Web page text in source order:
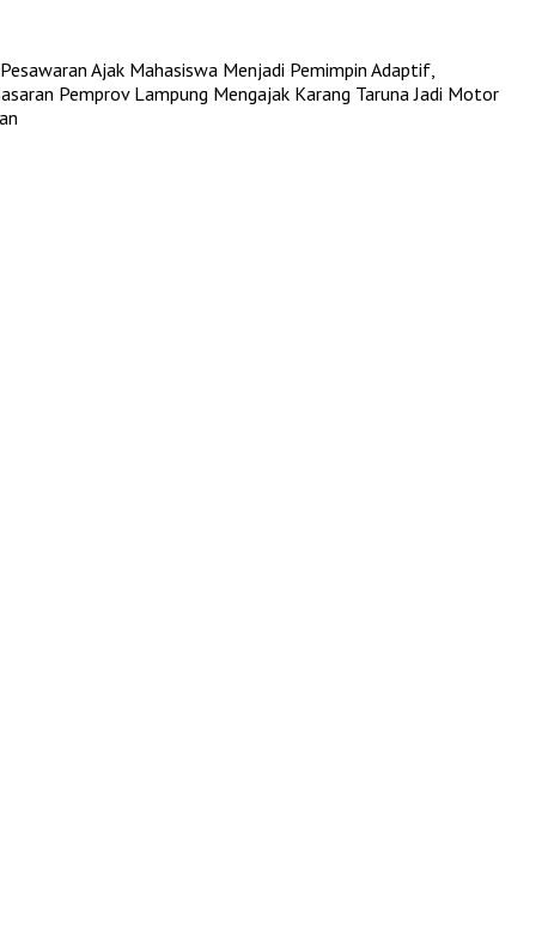
Ajak Mahasiswa Menjadi Pemimpin Adaptif,
Pemprov Lampung Mengajak Karang Taruna Jadi Motor